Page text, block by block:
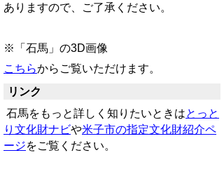
ありますので、ご了承ください。
※「石馬」の3D画像
こちらからご覧いただけます。
リンク
石馬をもっと詳しく知りたいときはとっと
り文化財ナビや米子市の指定文化財紹介ペ
ージをご覧ください。